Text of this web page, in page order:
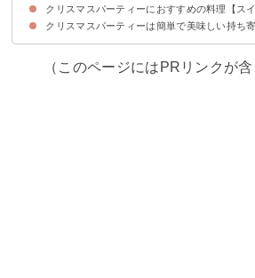
①簡単ビーフシチューのポットパイ
②ブイヤベース
③持ち寄りにもおすすめのオニオングラタンス
クリスマスパーティーにおすすめの料理【ス
①持ち寄りにもおすすめのフルーツサンド
②カップシフォンケーキ
③さつまいもスティックパイ
④簡単スコップケーキ
⑤簡単シュトーレン
クリスマスパーティーは簡単で美味しい持ち
（このページにはPRリンクが含